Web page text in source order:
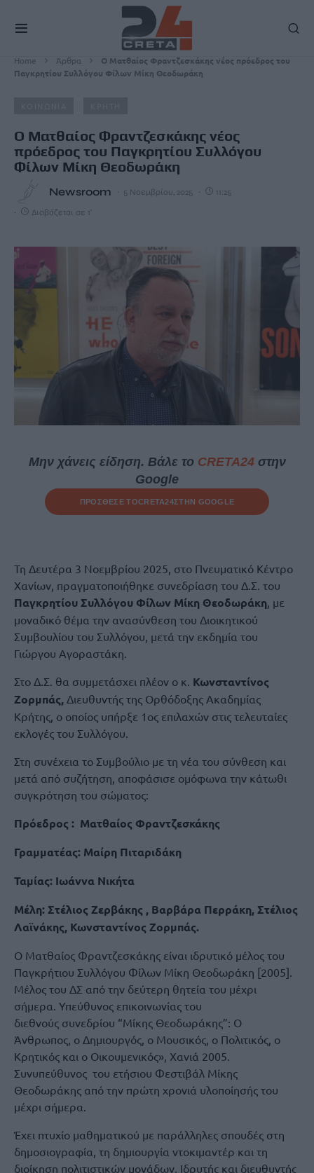
Home Άρθρα
Ο Ματθαίος Φραντζεσκάκης νέος πρόεδρος του
Παγκρητίου Συλλόγου Φίλων Μίκη Θεοδωράκη
Ο Ματθαίος Φραντζεσκάκης νέος
πρόεδρος του Παγκρητίου Συλλόγου
Φίλων Μίκη Θεοδωράκη
Newsroom 5 Νοεμβρίου, 2025 11:25
Διαβάζεται σε 1'
Μην χάνεις είδηση. Βάλε το CRETA24στην
Google
ΠΡΟΣΘΕΣΕ ΤΟCRETA24ΣΤΗΝ GOOGLE
Τη Δευτέρα 3 Νοεμβρίου 2025, στο Πνευματικό Κέντρο
Χανίων, πραγματοποιήθηκε συνεδρίαση του Δ.Σ. του
Παγκρητίου Συλλόγου Φίλων Μίκη Θεοδωράκη, με
μοναδικό θέμα την ανασύνθεση του Διοικητικού
Συμβουλίου του Συλλόγου, μετά την εκδημία του
Γιώργου Αγοραστάκη.
Στο Δ.Σ. θα συμμετάσχει πλέον ο κ. Κωνσταντίνος
Ζορμπάς, Διευθυντής της Ορθόδοξης Ακαδημίας
Κρήτης, ο οποίος υπήρξε 1ος επιλαχών στις τελευταίες
εκλογές του Συλλόγου.
Στη συνέχεια το Συμβούλιο με τη νέα του σύνθεση και
μετά από συζήτηση, αποφάσισε ομόφωνα την κάτωθι
συγκρότηση του σώματος:
Πρόεδρος : Ματθαίος Φραντζεσκάκης
Γραμματέας: Μαίρη Πιταριδάκη
Ταμίας: Ιωάννα Νικήτα
Μέλη: Στέλιος Ζερβάκης , Βαρβάρα Περράκη, Στέλιος
Λαϊνάκης, Κωνσταντίνος Ζορμπάς.
Ο Ματθαίος Φραντζεσκάκης είναι ιδρυτικό μέλος του
Παγκρήτιου Συλλόγου Φίλων Μίκη Θεοδωράκη [2005].
Μέλος του ΔΣ από την δεύτερη θητεία του μέχρι
σήμερα. Υπεύθυνος επικοινωνίας του
διεθνούς συνεδρίου “Μίκης Θεοδωράκης”: Ο
Άνθρωπος, ο Δημιουργός, ο Μουσικός, ο Πολιτικός, ο
Κρητικός και ο Οικουμενικός», Χανιά 2005.
Συνυπεύθυνος του ετήσιου Φεστιβάλ Μίκης
Θεοδωράκης από την πρώτη χρονιά υλοποίησής του
μέχρι σήμερα.
Έχει πτυχίο μαθηματικού με παράλληλες σπουδές στη
δημοσιογραφία, τη δημιουργία ντοκιμαντέρ και τη
διοίκηση πολιτιστικών μονάδων. Ιδρυτής και διευθυντής